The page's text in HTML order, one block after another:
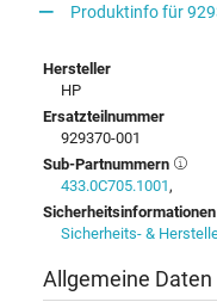
Produktinfo für
Hersteller
HP
Ersatzteilnummer
929370-001
Sub-Partnummern
433.0C705.1001,
Sicherheitsinformationen
Sicherheits- &
Allgemeine Daten